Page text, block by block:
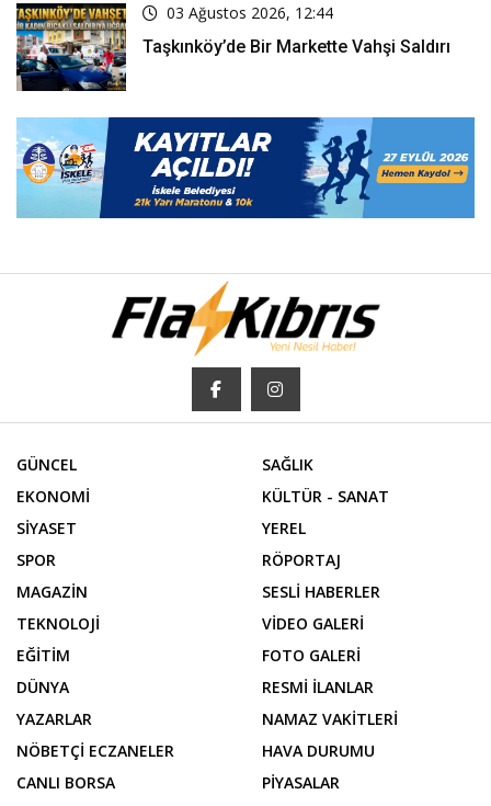
03 Ağustos 2026, 12:44
Taşkınköy’de Bir Markette Vahşi Saldırı
GÜNCEL
EKONOMİ
SİYASET
SPOR
MAGAZİN
TEKNOLOJİ
EĞİTİM
DÜNYA
SAĞLIK
KÜLTÜR - SANAT
YEREL
RÖPORTAJ
SESLİ HABERLER
VİDEO GALERİ
FOTO GALERİ
RESMİ İLANLAR
YAZARLAR
NÖBETÇİ ECZANELER
CANLI BORSA
NAMAZ VAKİTLERİ
HAVA DURUMU
PİYASALAR